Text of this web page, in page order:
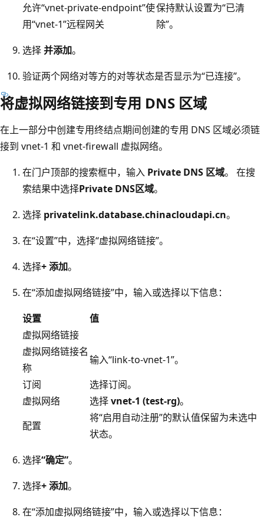
允许“vnet-private-endpoint”使
用“vnet-1”远程网关
保持默认设置为“已清
除”。
选择并添加。
验证两个网络对等方的对等状态是否显示为“已连接”。
将虚拟网络链接到专用 DNS 区域
在上一部分中创建专用终结点期间创建的专用 DNS 区域必须链
接到 vnet-1 和 vnet-firewall 虚拟网络。
在门户顶部的搜索框中，输入 Private DNS 区域。 在搜
索结果中选择Private DNS区域。
选择 privatelink.database.chinacloudapi.cn。
在“设置”中，选择“虚拟网络链接”。
选择+ 添加。
在“添加虚拟网络链接”中，输入或选择以下信息：
设置
值
虚拟网络链接
虚拟网络链接名
称
输入“link-to-vnet-1”。
订阅
选择订阅。
虚拟网络
选择vnet-1 (test-rg)。
配置
将“启用自动注册”的默认值保留为未选中
状态。
选择“确定”。
选择+ 添加。
在“添加虚拟网络链接”中，输入或选择以下信息：